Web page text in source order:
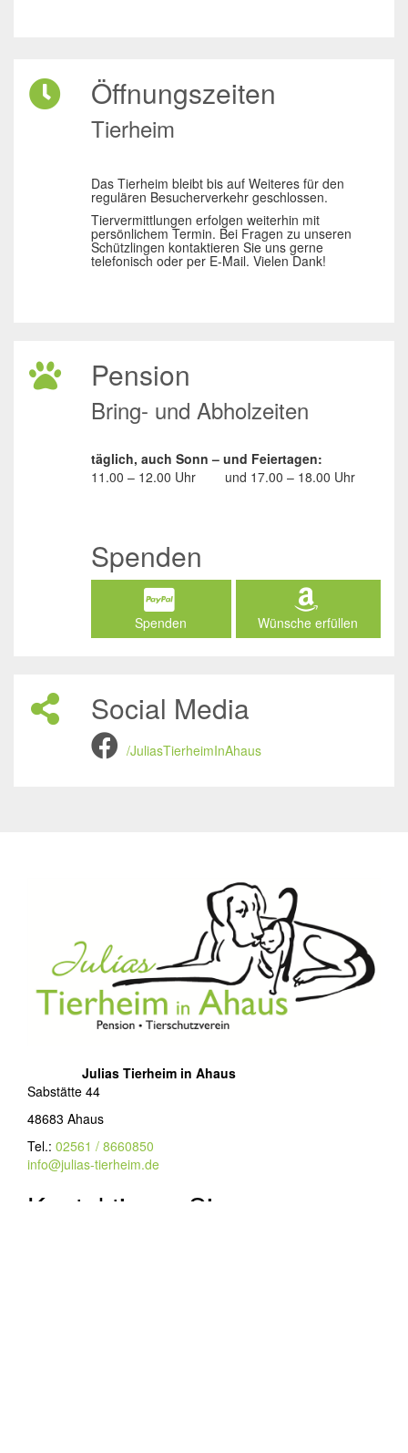
Öffnungszeiten
Tierheim
Das Tierheim bleibt bis auf Weiteres für den
regulären Besucherverkehr geschlossen.
Tiervermittlungen erfolgen weiterhin mit
persönlichem Termin. Bei Fragen zu unseren
Schützlingen kontaktieren Sie uns gerne
telefonisch oder per E-Mail. Vielen Dank!
Pension
Bring- und Abholzeiten
täglich, auch Sonn – und Feiertagen:
11.00 – 12.00 Uhr
und 17.00 – 18.00 Uhr
Spenden
Spenden Wünsche erfüllen
Social Media
/JuliasTierheimInAhaus
Julias Tierheim in Ahaus
Sabstätte 44
48683 Ahaus
Tel.: 02561 / 8660850
info@julias-tierheim.de
Kontaktieren Sie uns